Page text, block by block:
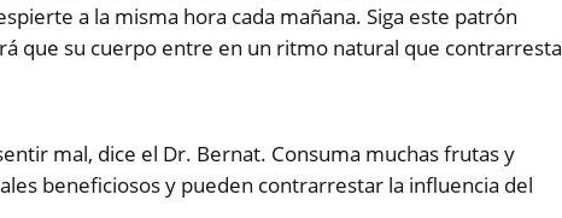
a la misma hora cada mañana. Siga este patrón
que su cuerpo entre en un ritmo natural que contrarresta
mal, dice el Dr. Bernat. Consuma muchas frutas y
beneficiosos y pueden contrarrestar la influencia del